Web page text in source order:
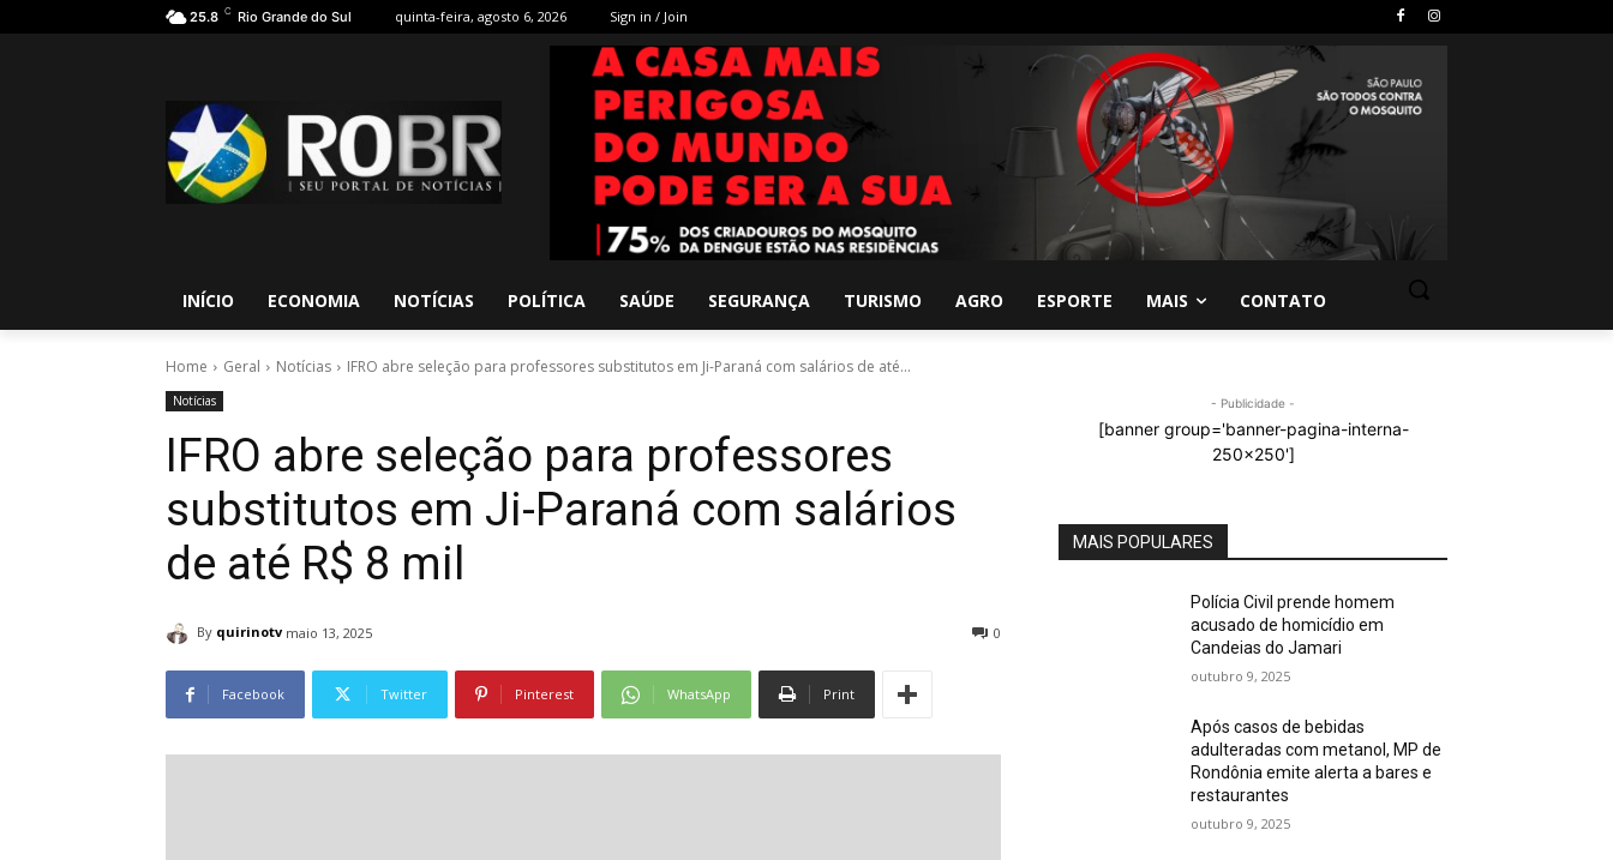
25.8 C Rio Grande do Sul quinta-feira, agosto 6, 2026 Sign in / Join
INÍCIO ECONOMIA NOTÍCIAS POLÍTICA SAÚDE SEGURANÇA TURISMO AGRO ESPORTE MAIS CONTATO
Home Geral Notícias IFRO abre seleção para professores substitutos em Ji-Paraná com salários de até...
Notícias
IFRO abre seleção para professores
substitutos em Ji-Paraná com salários
de até R$ 8 mil
By quirinotv maio 13, 2025 0
Facebook Twitter Pinterest WhatsApp Print
- Publicidade -
[banner group='banner-pagina-interna-
250x250']
MAIS POPULARES
Polícia Civil prende homem
acusado de homicídio em
Candeias do Jamari
outubro 9, 2025
Após casos de bebidas
adulteradas com metanol, MP de
Rondônia emite alerta a bares e
restaurantes
outubro 9, 2025